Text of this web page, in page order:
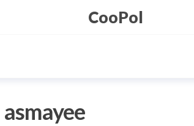
CooPol
asmayee